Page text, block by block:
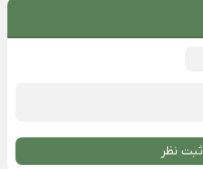
ثبت نظر